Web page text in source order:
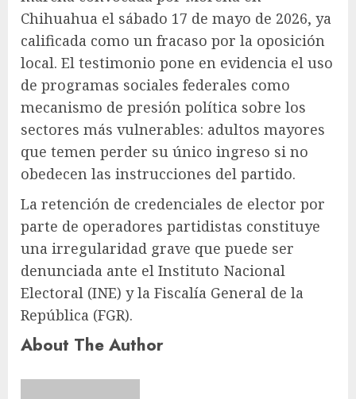
Chihuahua el sábado 17 de mayo de 2026, ya
calificada como un fracaso por la oposición
local. El testimonio pone en evidencia el uso
de programas sociales federales como
mecanismo de presión política sobre los
sectores más vulnerables: adultos mayores
que temen perder su único ingreso si no
obedecen las instrucciones del partido.
La retención de credenciales de elector por
parte de operadores partidistas constituye
una irregularidad grave que puede ser
denunciada ante el Instituto Nacional
Electoral (INE) y la Fiscalía General de la
República (FGR).
About The Author